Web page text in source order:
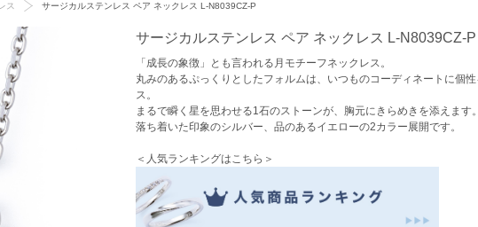
ス サージカルステンレス ペア ネックレス L-N8039CZ-P
サージカルステンレス ペア ネックレス L-N8039CZ-P
「成長の象徴」とも言われる月モチーフネックレス。
丸みのあるぷっくりとしたフォルムは、いつものコーディネートに個性
ス。
まるで瞬く星を思わせる1石のストーンが、胸元にきらめきを添えます。
落ち着いた印象のシルバー、品のあるイエローの2カラー展開です。
＜人気ランキングはこちら＞